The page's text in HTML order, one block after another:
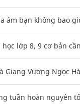
ám bạn không bao
học lớp 8, 9 cơ bản
Giang Vương Ngọc
tuần hoàn nguyên